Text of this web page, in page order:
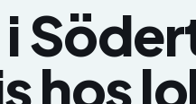
i
hos